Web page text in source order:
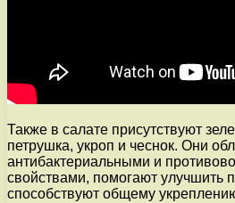
Также в салате присутствуют
петрушка, укроп и чеснок. Они
антибактериальными и
свойствами, помогают улучшить
способствуют общему